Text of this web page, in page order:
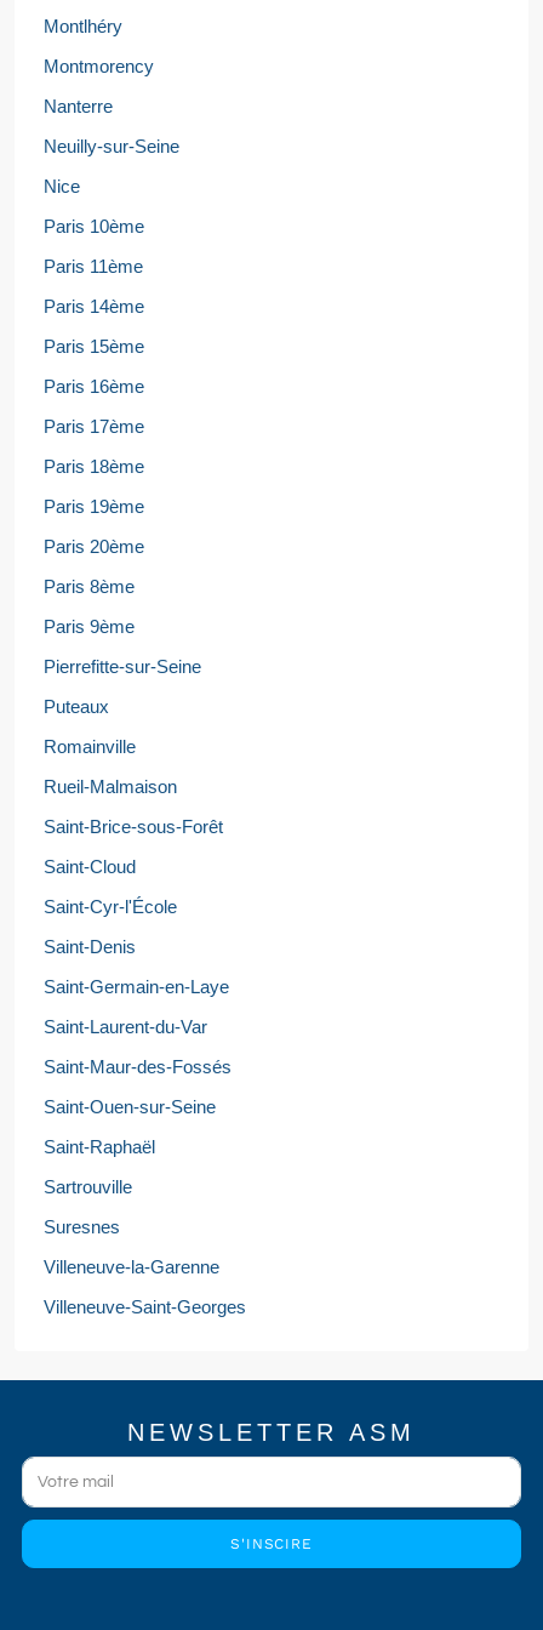
Montlhéry
Montmorency
Nanterre
Neuilly-sur-Seine
Nice
Paris 10ème
Paris 11ème
Paris 14ème
Paris 15ème
Paris 16ème
Paris 17ème
Paris 18ème
Paris 19ème
Paris 20ème
Paris 8ème
Paris 9ème
Pierrefitte-sur-Seine
Puteaux
Romainville
Rueil-Malmaison
Saint-Brice-sous-Forêt
Saint-Cloud
Saint-Cyr-l'École
Saint-Denis
Saint-Germain-en-Laye
Saint-Laurent-du-Var
Saint-Maur-des-Fossés
Saint-Ouen-sur-Seine
Saint-Raphaël
Sartrouville
Suresnes
Villeneuve-la-Garenne
Villeneuve-Saint-Georges
NEWSLETTER ASM
S'INSCIRE